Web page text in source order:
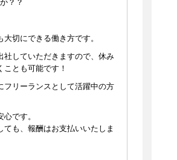
？？
切にできる働き方です。
していただきますので、休み
とも可能です！
リーランスとして活躍中の方
です。
も、報酬はお支払いいたしま